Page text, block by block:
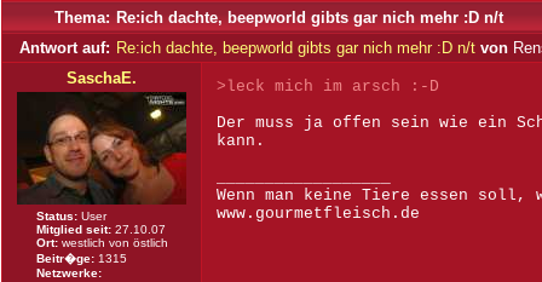
Thema: Re:ich dachte, beepworld gibts gar nich mehr :D n/t
Antwort auf: Re:ich dachte, beepworld gibts gar nich mehr :D n/t von
SaschaE.
Status: User
Mitglied seit: 27.10.07
Ort: westlich von östlich
Beitr�ge: 1315
Netzwerke:
>leck mich im arsch :-D
Der muss ja offen sein wie ein
kann.
Wenn man keine Tiere essen soll,
www.gourmetfleisch.de